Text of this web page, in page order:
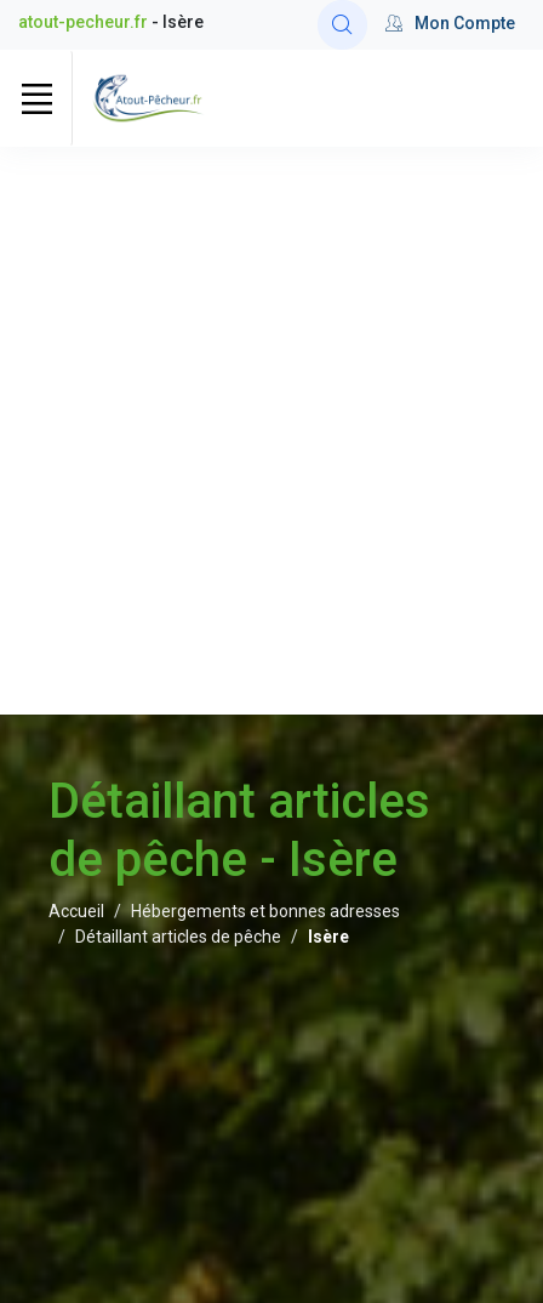
atout-pecheur.fr - Isère Mon Compte
Détaillant articles
de pêche - Isère
Accueil
Hébergements et bonnes adresses
Détaillant articles de pêche
Isère